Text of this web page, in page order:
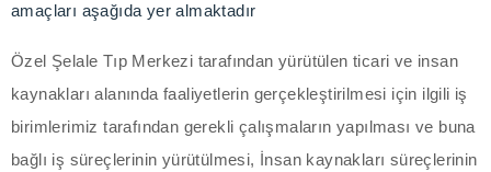
panel
amaçları aşağıda yer almaktadır
Özel Şelale Tıp Merkezi tarafından yürütülen ticari ve insan
kaynakları alanında faaliyetlerin gerçekleştirilmesi için ilgili iş
birimlerimiz tarafından gerekli çalışmaların yapılması ve buna
bağlı iş süreçlerinin yürütülmesi, İnsan kaynakları süreçlerinin